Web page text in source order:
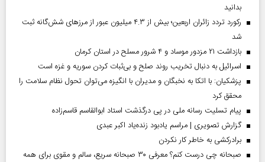
بدانید
رکورد تردد زائران اربعین؛ بیش از ۴.۳ میلیون عبور از مرزهای شش‌گانه ثبت
شد
بازداشت ۲۱ مزدور موساد و ۴ شرور مسلح در استان کرمان
اسرائیل به دنبال تخریب روند صلح و بی‌ثبات کردن سوریه و غزه است
پزشکیان: با اتکا به نخبگان و مدیران با انگیزه می‌توان تحول نظام سلامت را
محقق کرد
پیام تسلیت رسانه ملی در پی درگذشت استاد ابوالقاسم قاسم‌زاده
گزارش تصویری | مراسم یادبود زنده‌یاد اکبر عبدی
برادرکشی به خاطر کار نکردن
صبحانه چی درست کنم؟ معرفی ۳۰ صبحانه سریع، سالم و مقوی برای همه